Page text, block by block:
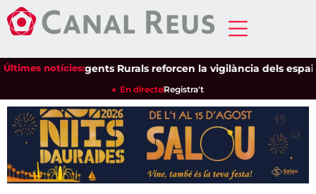
Últimes notícies:
Els Agents Rurals reforcen la vigilància dels espais
En directeRegistra't